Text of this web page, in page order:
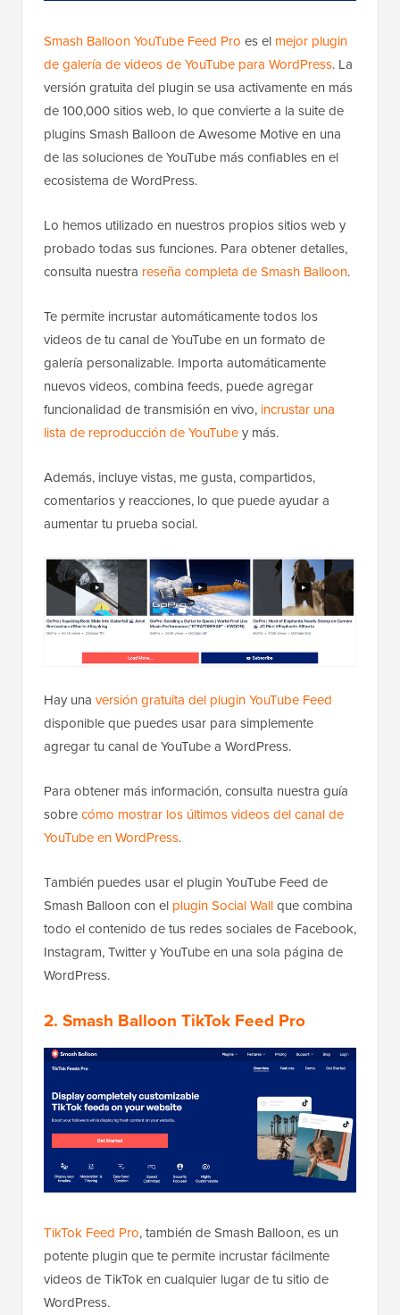
Smash Balloon YouTube Feed Pro es el mejor plugin
de galería de videos de YouTube para WordPress. La
versión gratuita del plugin se usa activamente en más
de 100,000 sitios web, lo que convierte a la suite de
plugins Smash Balloon de Awesome Motive en una
de las soluciones de YouTube más confiables en el
ecosistema de WordPress.
Lo hemos utilizado en nuestros propios sitios web y
probado todas sus funciones. Para obtener detalles,
consulta nuestra reseña completa de Smash Balloon.
Te permite incrustar automáticamente todos los
videos de tu canal de YouTube en un formato de
galería personalizable. Importa automáticamente
nuevos videos, combina feeds, puede agregar
funcionalidad de transmisión en vivo, incrustar una
lista de reproducción de YouTubey más.
Además, incluye vistas, me gusta, compartidos,
comentarios y reacciones, lo que puede ayudar a
aumentar tu prueba social.
Hay una versión gratuita del plugin YouTube Feed
disponible que puedes usar para simplemente
agregar tu canal de YouTube a WordPress.
Para obtener más información, consulta nuestra guía
sobrecómo mostrar los últimos videos del canal de
YouTube en WordPress.
También puedes usar el plugin YouTube Feed de
Smash Balloon con el plugin Social Wallque combina
todo el contenido de tus redes sociales de Facebook,
Instagram, Twitter y YouTube en una sola página de
WordPress.
2. Smash Balloon TikTok Feed Pro
TikTok Feed Pro, también de Smash Balloon, es un
potente plugin que te permite incrustar fácilmente
videos de TikTok en cualquier lugar de tu sitio de
WordPress.